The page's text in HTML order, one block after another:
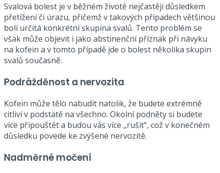
Svalová bolest je v běžném životě nejčastěji důsledkem
přetížení či úrazu, přičemž v takových případech většinou
bolí určitá konkrétní skupina svalů. Tento problém se
však může objevit i jako abstinenční příznak při návyku
na kofein a v tomto případě jde o bolest několika skupin
svalů současně.
Podrážděnost a nervozita
Kofein může tělo nabudit natolik, že budete extrémně
citliví v podstatě na všechno. Okolní podněty si budete
více připouštět a budou vás více „rušit“, což v konečném
důsledku povede ke zvýšené nervozitě.
Nadměrné močení